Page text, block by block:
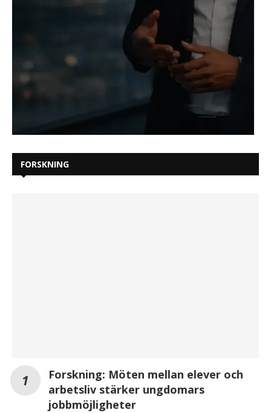
FORSKNING
Forskning: Möten mellan elever och
arbetsliv stärker ungdomars
jobbmöjligheter